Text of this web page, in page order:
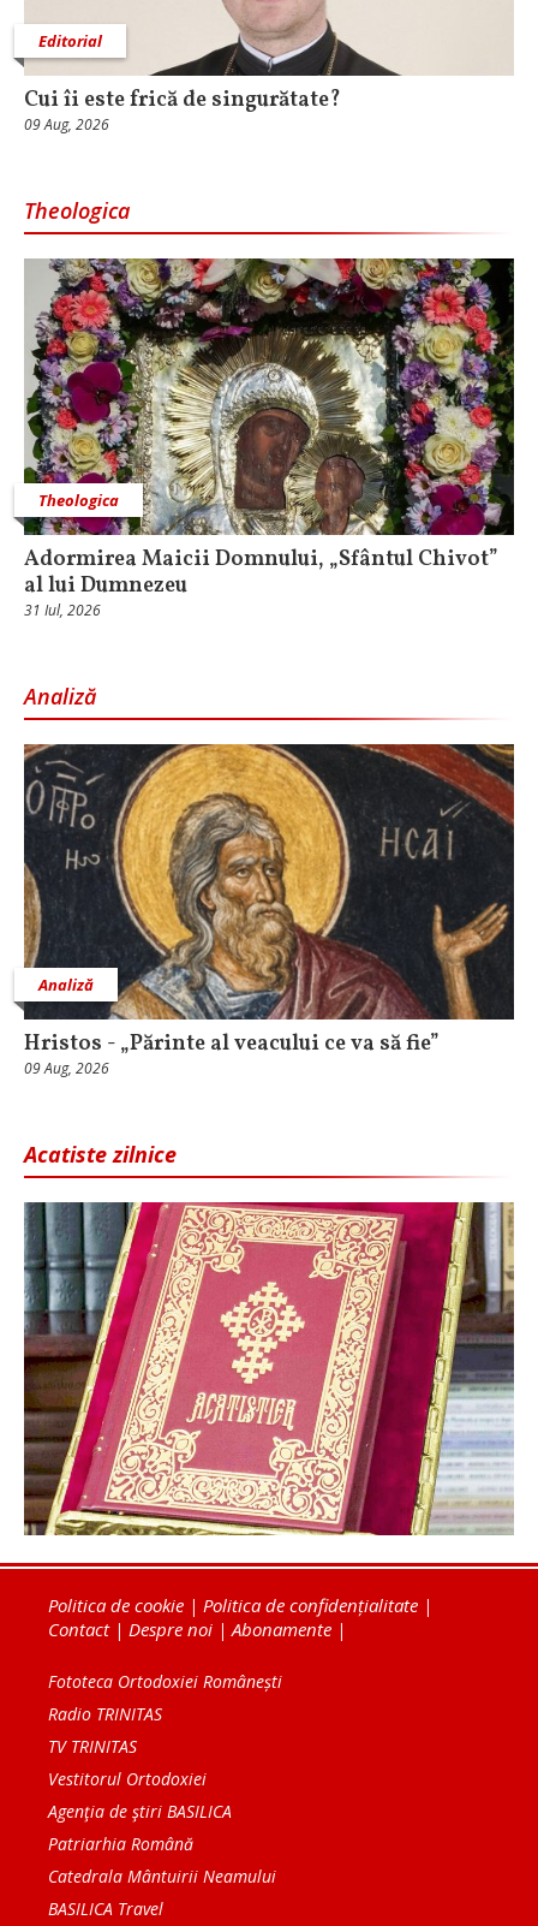
Editorial
Cui îi este frică de singurătate?
09 Aug, 2026
Theologica
Theologica
Adormirea Maicii Domnului, „Sfântul Chivot”
al lui Dumnezeu
31 Iul, 2026
Analiză
Analiză
Hristos - „Părinte al veacului ce va să fie”
09 Aug, 2026
Acatiste zilnice
Politica de cookie | Politica de confidențialitate |
Contact| Despre noi | Abonamente |
Fototeca Ortodoxiei Românești
Radio TRINITAS
TV TRINITAS
Vestitorul Ortodoxiei
Agenţia de ştiri BASILICA
Patriarhia Română
Catedrala Mântuirii Neamului
BASILICA Travel